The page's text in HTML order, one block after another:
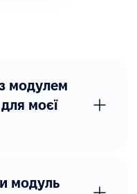
модулем
моєї
модуль